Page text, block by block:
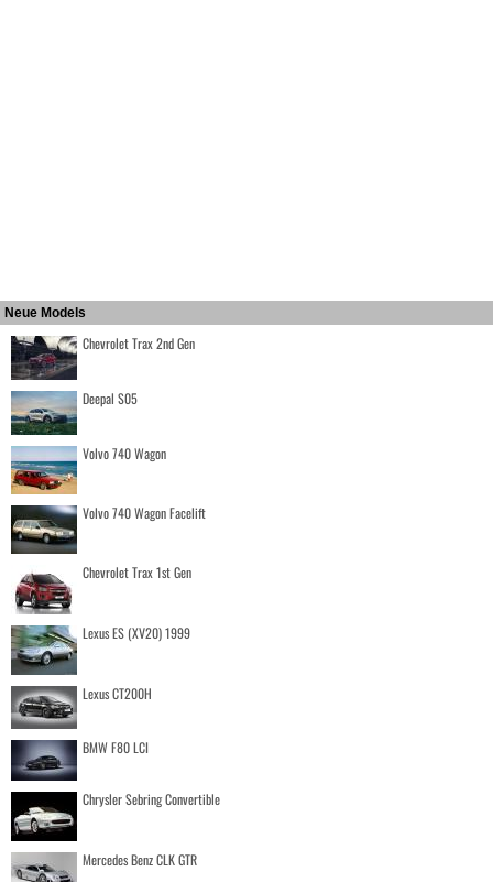
Neue Models
Chevrolet Trax 2nd Gen
Deepal S05
Volvo 740 Wagon
Volvo 740 Wagon Facelift
Chevrolet Trax 1st Gen
Lexus ES (XV20) 1999
Lexus CT200H
BMW F80 LCI
Chrysler Sebring Convertible
Mercedes Benz CLK GTR